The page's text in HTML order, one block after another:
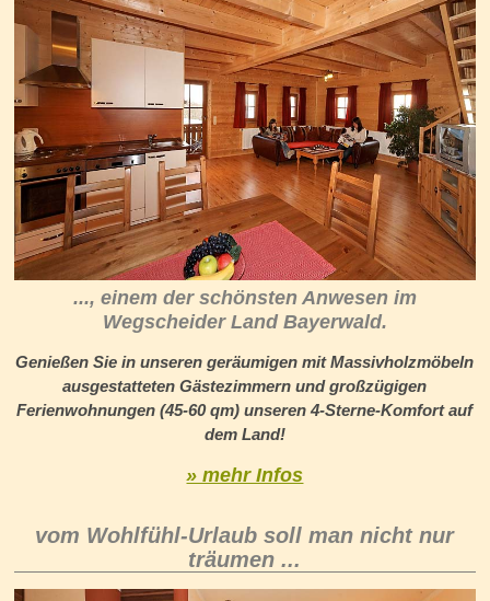
..., einem der schönsten Anwesen im
Wegscheider Land Bayerwald.
Genießen Sie in unseren geräumigen mit Massivholzmöbeln
ausgestatteten Gästezimmern und großzügigen
Ferienwohnungen (45-60 qm) unseren 4-Sterne-Komfort auf
dem Land!
» mehr Infos
vom Wohlfühl-Urlaub soll man nicht nur
träumen ...